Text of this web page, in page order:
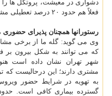
دشواری در معیشت، پروتکل ها را
فعلاً هم حدود ۲۰ درصد تعطیلی مشاغل را داشته ایم.
رستورانها همچنان پذیرای حضوری
وی می گوید: گله ما از برخی
که می توانند به شکل بیرون بر
شهر تهران نشان داده است
مشتری دارند؛ این درحالیست که
به تهویه در شرایط حضور